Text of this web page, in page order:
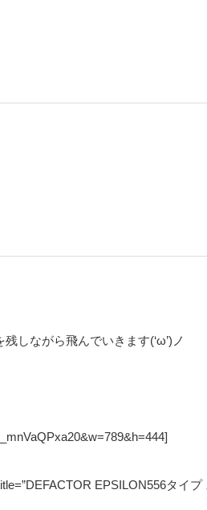
しながら飛んでいきます(‘ω’)ノ
EPSILON556タイ